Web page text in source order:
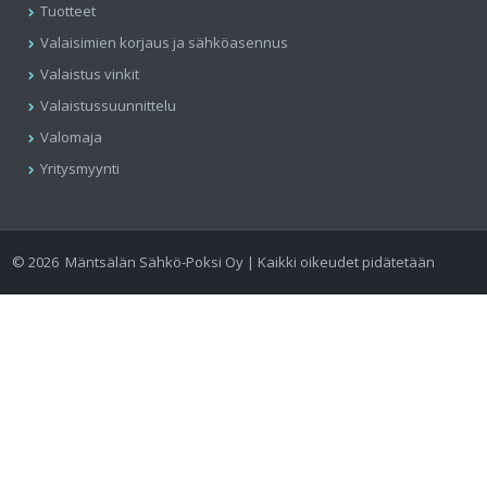
Tuotteet
Valaisimien korjaus ja sähköasennus
Valaistus vinkit
Valaistussuunnittelu
Valomaja
Yritysmyynti
©2026 Mäntsälän Sähkö-Poksi Oy | Kaikki oikeudet pidätetään